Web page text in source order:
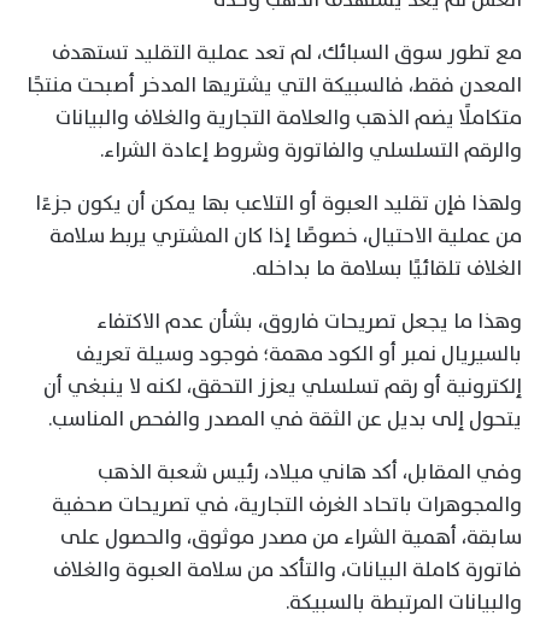
مع تطور سوق السبائك، لم تعد عملية التقليد تستهدف
المعدن فقط، فالسبيكة التي يشتريها المدخر أصبحت منتجًا
متكاملًا يضم الذهب والعلامة التجارية والغلاف والبيانات
والرقم التسلسلي والفاتورة وشروط إعادة الشراء.
ولهذا فإن تقليد العبوة أو التلاعب بها يمكن أن يكون جزءًا
من عملية الاحتيال، خصوصًا إذا كان المشتري يربط سلامة
الغلاف تلقائيًا بسلامة ما بداخله.
وهذا ما يجعل تصريحات فاروق، بشأن عدم الاكتفاء
بالسيريال نمبر أو الكود مهمة؛ فوجود وسيلة تعريف
إلكترونية أو رقم تسلسلي يعزز التحقق، لكنه لا ينبغي أن
يتحول إلى بديل عن الثقة في المصدر والفحص المناسب.
وفي المقابل، أكد هاني ميلاد، رئيس شعبة الذهب
والمجوهرات باتحاد الغرف التجارية، في تصريحات صحفية
سابقة، أهمية الشراء من مصدر موثوق، والحصول على
فاتورة كاملة البيانات، والتأكد من سلامة العبوة والغلاف
والبيانات المرتبطة بالسبيكة.